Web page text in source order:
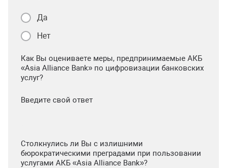
Да
Нет
Как Вы оцениваете меры, предпринимаемые АКБ
«Asia Alliance Bank» по цифровизации банковских
услуг?
Введите свой ответ
Столкнулись ли Вы с излишними
бюрократическими преградами при пользовании
услугами АКБ «Asia Alliance Bank»?